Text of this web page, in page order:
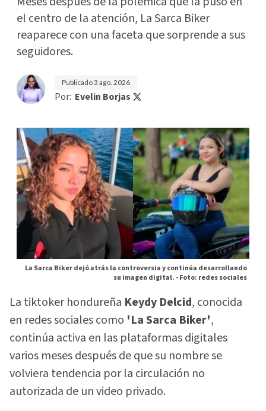
el centro de la atención, La Sarca Biker
reaparece con una faceta que sorprende a sus
seguidores.
Publicado3 ago. 2026
Por: Evelin Borjas
La Sarca Biker dejó atrás la controversia y continúa desarrollando
su imagen digital. -Foto: redes sociales
La tiktoker hondureña Keydy Delcid, conocida
en redes sociales como 'La Sarca Biker',
continúa activa en las plataformas digitales
varios meses después de que su nombre se
volviera tendencia por la circulación no
autorizada de un video privado.